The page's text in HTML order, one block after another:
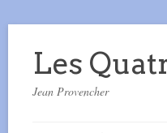
Les
Jean Provencher